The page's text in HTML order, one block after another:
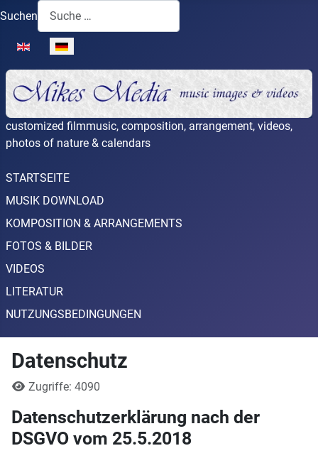
Suchen
Sprache auswählen
customized filmmusic, composition, arrangement, videos,
photos of nature & calendars
STARTSEITE
MUSIK DOWNLOAD
KOMPOSITION & ARRANGEMENTS
FOTOS & BILDER
VIDEOS
LITERATUR
NUTZUNGSBEDINGUNGEN
Datenschutz
DetailsZugriffe: 4090
Datenschutzerklärung nach der
DSGVO vom 25.5.2018